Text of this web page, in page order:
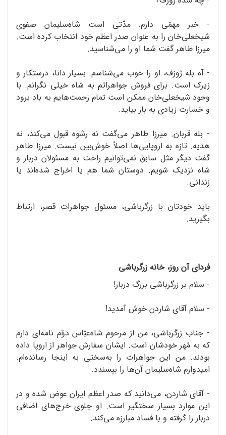
- خبر مهمّی دارم. مدّتی است شاه‌سلیمان صفوی
شیخعلی‌خان را به عنوان صدر اعظم خود انتخاب کرده است.
میرزا طاهر گفت شما او را می‌شناسید.
- آه بله ژوزف، او را خوب می‌شناسم. بسیار دانا، درستکار و
زیرک است. برای فروش جواهراتم به شاه خیلی نگرانم. با
وجود شیخعلی‌خان ممکن است تمام زحمت‌هایم به باد برود
و خسارت زیادی به بار بیاید.
- بله قربان. میرزا طاهر می‌گفت نه رشوه قبول می‌کند، نه
هدیه. تازه به اروپایی‌ها اصلاً خوش‌بین نیست. میرزا طاهر
گفت دیگر مثل سابق نمی‌توانیم راحت به مسئولان دربار و
شاه نزدیک شویم. دوستان شما هم یا اخراج شده‌اند یا
زندانی.
باید خودتان با زرگرباشی، مسئول جواهرات قصر، ارتباط
بگیرید.
فردای آن روز، خانه‏ زرگرباشی
- سلام بر زرگرباشی بزرگ دربار!
- سلام آقای شاردن خوش آمدید!
- جناب زرگرباشی، من از مرحوم شاه‌عبّاس دوّم نامه‌ای دارم
که به مُهر خودشان است. ایشان سفارش جواهر از اروپا داده
بودند. من این جواهرات را به‌سختی به اینجا رسانده‌ام.
امیدوارم شاه‌سلیمان آن‌ها را بپسندد.
- آقای شاردن، می‌دانید که صدر اعظم ایران عوض شده و در
این موارد بسیار سختگیر است. او جلوی خرج‌های اضافی
دربار را گرفته و با فساد مبارزه می‌کند.